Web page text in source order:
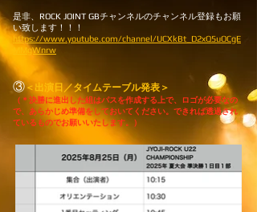
是非、ROCK JOINT GBチャンネルのチャンネル登録もお願
い致します！！！
https://www.youtube.com/channel/UCXkBt_D2xQ5uOCgE
MMgWnrw
​③＜出演日／タイムテーブル発表＞
​（＊決勝に進出した組はパスを作成する上で、ロゴが必要なの
で、あらかじめ準備をしておいてください。できれば透過され
ているものでお願いいたします。）